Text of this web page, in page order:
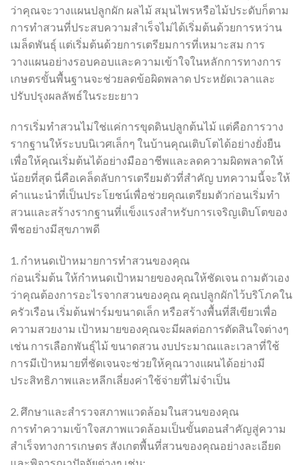
ว่าคุณจะวางแผนปลูกผัก ผลไม้ สมุนไพรหรือไม้ประดับก็ตาม
การทำสวนที่ประสบความสำเร็จไม่ได้เริ่มต้นด้วยการหว่าน
เมล็ดพันธุ์ แต่เริ่มต้นด้วยการเตรียมการที่เหมาะสม การ
วางแผนอย่างรอบคอบและความเข้าใจในหลักการทางการ
เกษตรขั้นพื้นฐานจะช่วยลดข้อผิดพลาด ประหยัดเวลาและ
ปรับปรุงผลลัพธ์ในระยะยาว
การเริ่มทำสวนไม่ใช่แค่การขุดดินปลูกต้นไม้ แต่คือการวาง
รากฐานให้ระบบนิเวศเล็กๆ ในบ้านคุณเติบโตได้อย่างยั่งยืน
เพื่อให้คุณเริ่มต้นได้อย่างมืออาชีพและลดความผิดพลาดให้
น้อยที่สุด นี่คือเคล็ดลับการเตรียมตัวที่สำคัญ บทความนี้จะให้
คำแนะนำที่เป็นประโยชน์เพื่อช่วยคุณเตรียมตัวก่อนเริ่มทำ
สวนและสร้างรากฐานที่แข็งแรงสำหรับการเจริญเติบโตของ
พืชอย่างมีสุขภาพดี
1. กำหนดเป้าหมายการทำสวนของคุณ
ก่อนเริ่มต้น ให้กำหนดเป้าหมายของคุณให้ชัดเจน ถามตัวเอง
ว่าคุณต้องการอะไรจากสวนของคุณ คุณปลูกผักไว้บริโภคใน
ครัวเรือน เริ่มต้นฟาร์มขนาดเล็ก หรือสร้างพื้นที่สีเขียวเพื่อ
ความสวยงาม เป้าหมายของคุณจะมีผลต่อการตัดสินใจต่างๆ
เช่น การเลือกพันธุ์ไม้ ขนาดสวน งบประมาณและเวลาที่ใช้
การมีเป้าหมายที่ชัดเจนจะช่วยให้คุณวางแผนได้อย่างมี
ประสิทธิภาพและหลีกเลี่ยงค่าใช้จ่ายที่ไม่จำเป็น
2. ศึกษาและสำรวจสภาพแวดล้อมในสวนของคุณ
การทำความเข้าใจสภาพแวดล้อมเป็นขั้นตอนสำคัญสู่ความ
สำเร็จทางการเกษตร สังเกตพื้นที่สวนของคุณอย่างละเอียด